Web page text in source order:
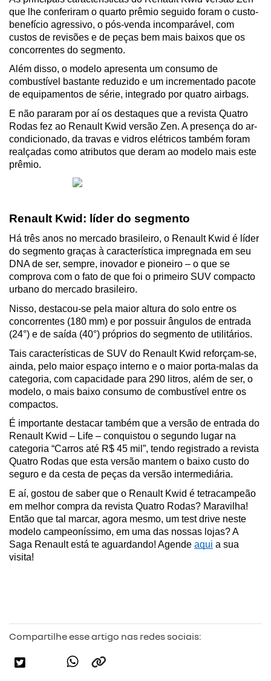
que lhe conferiram o quarto prêmio seguido foram o custo-
benefício agressivo, o pós-venda incomparável, com
custos de revisões e de peças bem mais baixos que os
concorrentes do segmento.
Além disso, o modelo apresenta um consumo de
combustível bastante reduzido e um incrementado pacote
de equipamentos de série, integrado por quatro airbags.
E não pararam por aí os destaques que a revista Quatro
Rodas fez ao Renault Kwid versão Zen. A presença do ar-
condicionado, da travas e vidros elétricos também foram
realçadas como atributos que deram ao modelo mais este
prêmio.
Renault Kwid: líder do segmento
Há três anos no mercado brasileiro, o Renault Kwid é líder
do segmento graças à característica impregnada em seu
DNA de ser, sempre, inovador e pioneiro – o que se
comprova com o fato de que foi o primeiro SUV compacto
urbano do mercado brasileiro.
Nisso, destacou-se pela maior altura do solo entre os
concorrentes (180 mm) e por possuir ângulos de entrada
(24°) e de saída (40°) próprios do segmento de utilitários.
Tais características de SUV do Renault Kwid reforçam-se,
ainda, pelo maior espaço interno e o maior porta-malas da
categoria, com capacidade para 290 litros, além de ser, o
modelo, o mais baixo consumo de combustível entre os
compactos.
É importante destacar também que a versão de entrada do
Renault Kwid – Life – conquistou o segundo lugar na
categoria “Carros até R$ 45 mil”, tendo registrado a revista
Quatro Rodas que esta versão mantem o baixo custo do
seguro e da cesta de peças da versão intermediária.
E aí, gostou de saber que o Renault Kwid é tetracampeão
em melhor compra da revista Quatro Rodas? Maravilha!
Então que tal marcar, agora mesmo, um test drive neste
modelo campeoníssimo, em uma das nossas lojas? A
Saga Renault está te aguardando! Agende aqui a sua
visita!
Compartilhe esse artigo nas redes sociais: